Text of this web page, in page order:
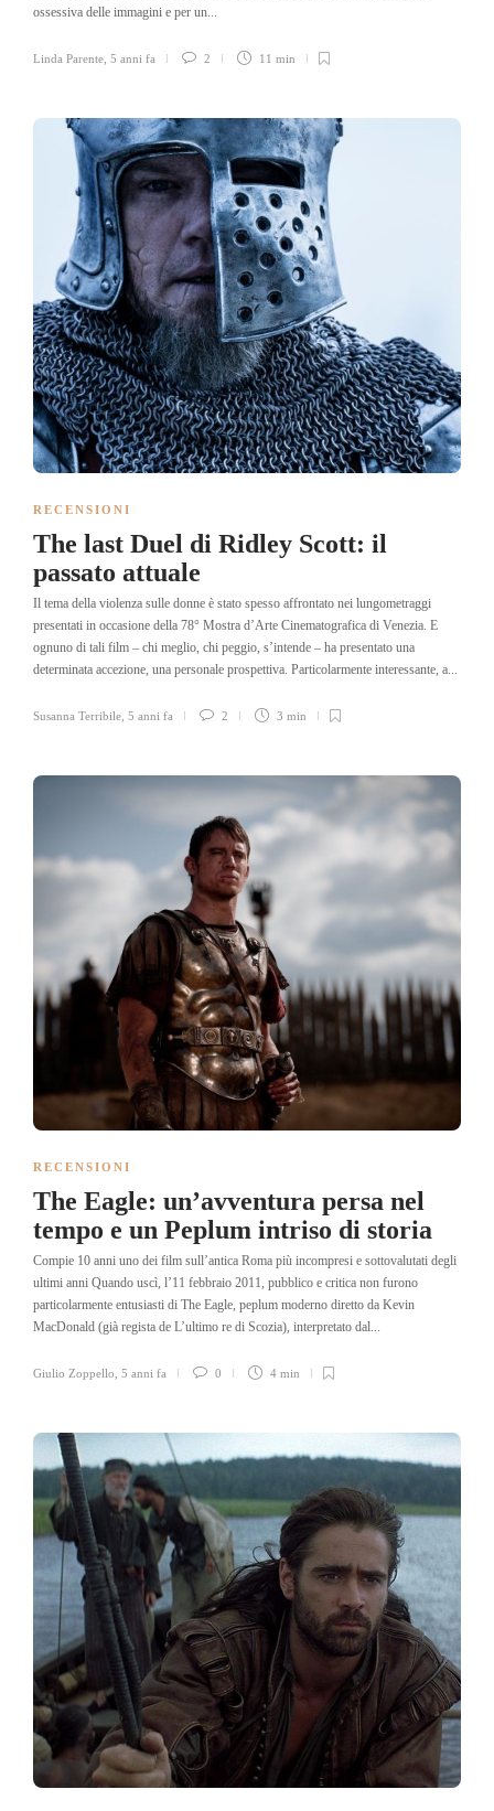
ossessiva delle immagini e per un...
Linda Parente 5 anni fa 2 11 min
RECENSIONI
The last Duel di Ridley Scott: il
passato attuale
Il tema della violenza sulle donne è stato spesso affrontato nei lungometraggi
presentati in occasione della 78° Mostra d’Arte Cinematografica di Venezia. E
ognuno di tali film – chi meglio, chi peggio, s’intende – ha presentato una
determinata accezione, una personale prospettiva. Particolarmente interessante, a...
Susanna Terribile 5 anni fa 2 3 min
RECENSIONI
The Eagle: un’avventura persa nel
tempo e un Peplum intriso di storia
Compie 10 anni uno dei film sull’antica Roma più incompresi e sottovalutati degli
ultimi anni Quando uscì, l’11 febbraio 2011, pubblico e critica non furono
particolarmente entusiasti di The Eagle, peplum moderno diretto da Kevin
MacDonald (già regista de L’ultimo re di Scozia), interpretato dal...
Giulio Zoppello 5 anni fa 0 4 min